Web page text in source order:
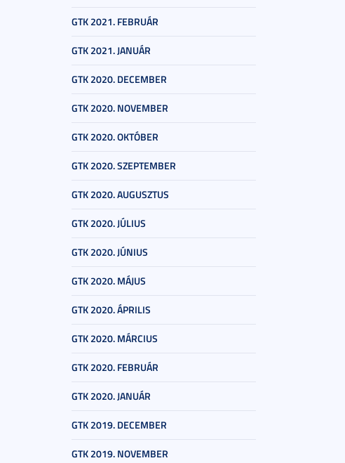
GTK 2021. FEBRUÁR
GTK 2021. JANUÁR
GTK 2020. DECEMBER
GTK 2020. NOVEMBER
GTK 2020. OKTÓBER
GTK 2020. SZEPTEMBER
GTK 2020. AUGUSZTUS
GTK 2020. JÚLIUS
GTK 2020. JÚNIUS
GTK 2020. MÁJUS
GTK 2020. ÁPRILIS
GTK 2020. MÁRCIUS
GTK 2020. FEBRUÁR
GTK 2020. JANUÁR
GTK 2019. DECEMBER
GTK 2019. NOVEMBER